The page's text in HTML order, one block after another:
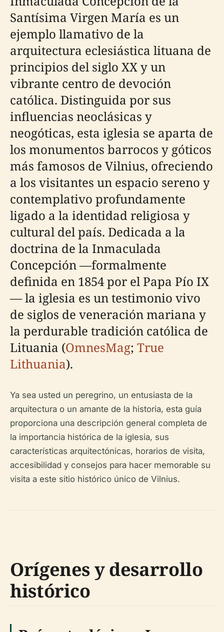
Santísima Virgen María es un
ejemplo llamativo de la
arquitectura eclesiástica lituana de
principios del siglo XX y un
vibrante centro de devoción
católica. Distinguida por sus
influencias neoclásicas y
neogóticas, esta iglesia se aparta de
los monumentos barrocos y góticos
más famosos de Vilnius, ofreciendo
a los visitantes un espacio sereno y
contemplativo profundamente
ligado a la identidad religiosa y
cultural del país. Dedicada a la
doctrina de la Inmaculada
Concepción —formalmente
definida en 1854 por el Papa Pío IX
— la iglesia es un testimonio vivo
de siglos de veneración mariana y
la perdurable tradición católica de
Lituania (OmnesMag; True
Lithuania).
Ya sea usted un peregrino, un entusiasta de la
arquitectura o un amante de la historia, esta guía
proporciona una descripción general completa de
la importancia histórica de la iglesia, sus
características arquitectónicas, horarios de visita,
accesibilidad y consejos para hacer memorable su
visita a este sitio histórico único de Vilnius.
Orígenes y desarrollo
histórico